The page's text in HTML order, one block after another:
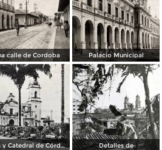
calle de Cordoba Palacio Municipal
Plaza y Catedral de Córdoba Detalles de